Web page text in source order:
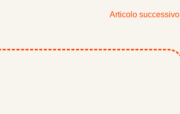
Articolo successivo